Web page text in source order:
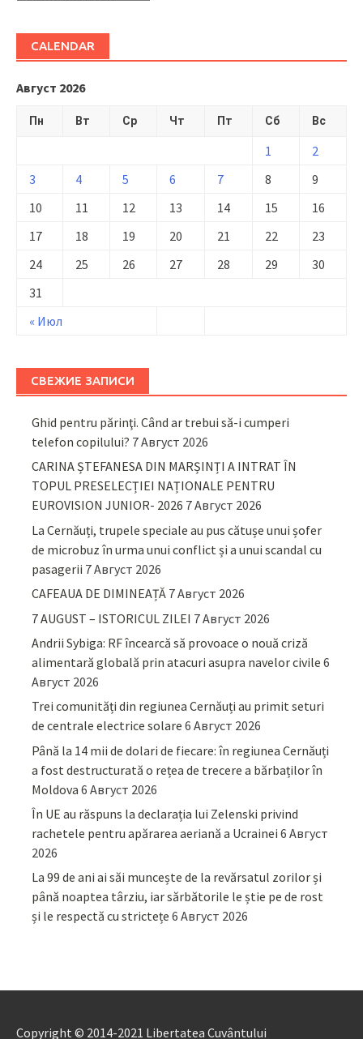
CALENDAR
Август 2026
Пн Вт Ср Чт Пт Сб Вс
« Июл
1
2
3
4 5 6 7 8
9
10
11 12 13 14 15
16
17
18 19 20 21 22
23
24
25 26 27 28 29
30
31
СВЕЖИЕ ЗАПИСИ
Ghid pentru părinţi. Când ar trebui să-i cumperi
telefon copilului? 7 Август 2026
CARINA ȘTEFANESA DIN MARȘINȚI A INTRAT ÎN
TOPUL PRESELECȚIEI NAȚIONALE PENTRU
EUROVISION JUNIOR- 2026 7 Август 2026
La Cernăuți, trupele speciale au pus cătușe unui șofer
de microbuz în urma unui conflict și a unui scandal cu
pasagerii 7 Август 2026
CAFEAUA DE DIMINEAȚĂ 7 Август 2026
7 AUGUST – ISTORICUL ZILEI 7 Август 2026
Andrii Sybiga: RF încearcă să provoace o nouă criză
alimentară globală prin atacuri asupra navelor civile 6
Август 2026
Trei comunități din regiunea Cernăuți au primit seturi
de centrale electrice solare 6 Август 2026
Până la 14 mii de dolari de fiecare: în regiunea Cernăuți
a fost destructurată o rețea de trecere a bărbaților în
Moldova 6 Август 2026
În UE au răspuns la declarația lui Zelenski privind
rachetele pentru apărarea aeriană a Ucrainei 6 Август
2026
La 99 de ani ai săi muncește de la revărsatul zorilor și
până noaptea târziu, iar sărbătorile le știe pe de rost
și le respectă cu strictețe 6 Август 2026
Copyright © 2014-2021 Libertatea Cuvântului